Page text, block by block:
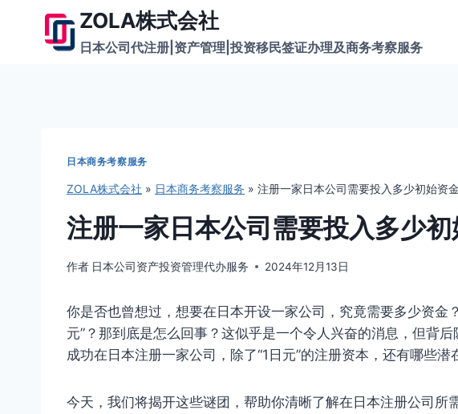
ZOLA株式会社
日本公司代注册|资产管理|投资移民签证办理及商务考察服务
日本商务考察服务
ZOLA株式会社 » 日本商务考察服务 » 注册一家日本公司需要投入多少初始资
注册一家日本公司需要投入多少初
作者 日本公司资产投资管理代办服务 2024年12月13日
你是否也曾想过，想要在日本开设一家公司，究竟需要多少资金
元”？那到底是怎么回事？这似乎是一个令人兴奋的消息，但背
成功在日本注册一家公司，除了“1日元”的注册资本，还有哪些潜
今天，我们将揭开这些谜团，帮助你清晰了解在日本注册公司所